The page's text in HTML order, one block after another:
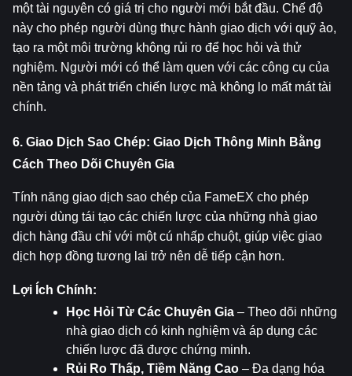
một tài nguyên có giá trị cho người mới bắt đầu. Chế độ
này cho phép người dùng thực hành giao dịch với quỹ ảo,
tạo ra một môi trường không rủi ro để học hỏi và thử
nghiệm. Người mới có thể làm quen với các công cụ của
nền tảng và phát triển chiến lược mà không lo mất mát tài
chính.
6. Giao Dịch Sao Chép: Giao Dịch Thông Minh Bằng
Cách Theo Dõi Chuyên Gia
Tính năng giao dịch sao chép của FameEX cho phép
người dùng tái tạo các chiến lược của những nhà giao
dịch hàng đầu chỉ với một cú nhấp chuột, giúp việc giao
dịch hợp đồng tương lai trở nên dễ tiếp cận hơn.
Lợi Ích Chính:
Học Hỏi Từ Các Chuyên Gia – Theo dõi những
nhà giao dịch có kinh nghiệm và áp dụng các
chiến lược đã được chứng minh.
Rủi Ro Thấp, Tiềm Năng Cao – Đa dạng hóa